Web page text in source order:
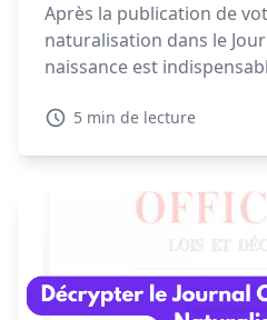
Après la publication de
naturalisation dans le
naissance est
administratives. Voyons
5 min de lecture